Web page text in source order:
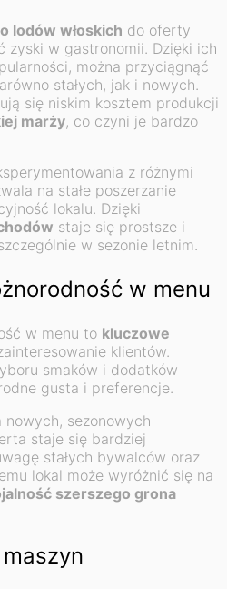
lodów włoskich do oferty
zyski w gastronomii. Dzięki ich
można przyciągnąć
stałych, jak i nowych.
się niskim kosztem produkcji
marży, co czyni je bardzo
z różnymi
na stałe poszerzanie
lokalu. Dzięki
staje się prostsze i
w sezonie letnim.
w menu
w menu to kluczowe
klientów.
smaków i dodatków
gusta i preferencje.
sezonowych
staje się bardziej
stałych bywalców oraz
lokal może wyróżnić się na
szerszego grona